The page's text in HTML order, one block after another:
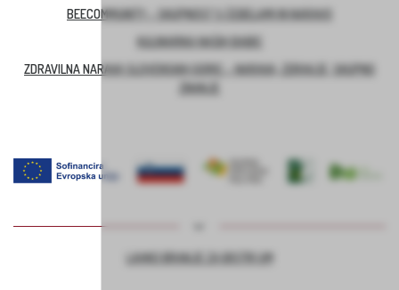
BEECOMMUNITY – SKUPNOST S ČEBELAMI IN NARAVO
KULINARIKA NAŠIH BABIC
ZDRAVILNA NARAVA SLOVENSKIH GORIC – NARAVA, ZDRAVJE, SKUPNO
ZNANJE
LAHKO BRANJE ZA BISTRI UM